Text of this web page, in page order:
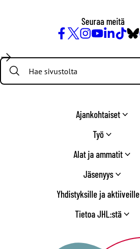
Seuraa meitä
/
Twitter
Search:
Ajankohtaiset
Työ
Alat ja ammatit
Jäsenyys
Yhdistyksille ja aktiiveille
Tietoa JHL:stä